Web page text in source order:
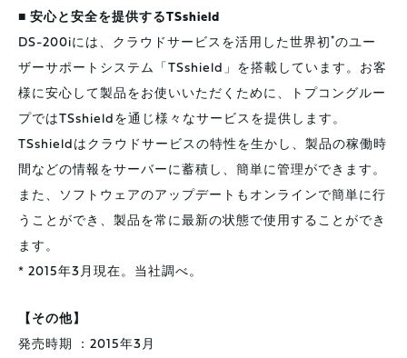
■ 安心と安全を提供するTSshield
DS-200iには、クラウドサービスを活用した世界初 *のユー
ザーサポートシステム「TSshield」を搭載しています。お客
様に安心して製品をお使いいただくために、トプコングルー
プではTSshieldを通じ様々なサービスを提供します。
TSshieldはクラウドサービスの特性を生かし、製品の稼働時
間などの情報をサーバーに蓄積し、簡単に管理ができます。
また、ソフトウェアのアップデートもオンラインで簡単に行
うことができ、製品を常に最新の状態で使用することができ
ます。
* 2015年3月現在。当社調べ。
【その他】
発売時期 ：2015年3月